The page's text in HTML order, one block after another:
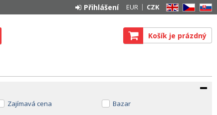
EN CZ SK
EUR CZK
Přihlášení
Košík je prázdný
Zajímavá cena Bazar